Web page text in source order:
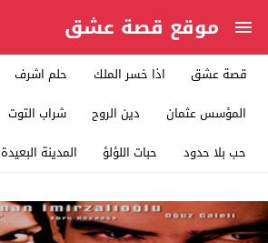
موقع قصة عشق
قصة عشق اذا خسر الملك حلم اشرف
المؤسس عثمان
دين الروح شراب التوت
حب بلا حدود
حبات اللؤلؤ المدينة البعيدة